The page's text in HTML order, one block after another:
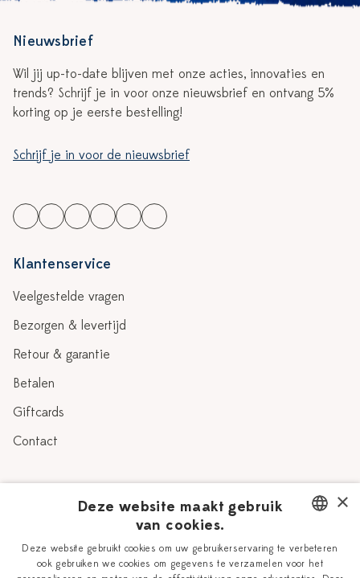
Nieuwsbrief
Wil jij up-to-date blijven met onze acties, innovaties en
trends? Schrijf je in voor onze nieuwsbrief en ontvang 5%
korting op je eerste bestelling!
Schrijf je in voor de nieuwsbrief
Klantenservice
Veelgestelde vragen
Bezorgen & levertijd
Retour & garantie
Betalen
Giftcards
Contact
Verhaal
Delfts Blauw
Workshops
DUTCH
×
Deze website maakt gebruik
van cookies.
Deze website gebruikt cookies om uw gebruikerservaring te verbeteren
ook gebruiken we cookies om gegevens te verzamelen voor het